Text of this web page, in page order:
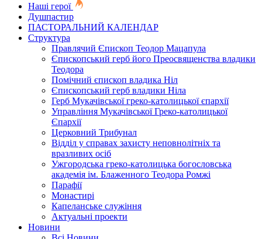
Наші герої
Душпастир
ПАСТОРАЛЬНИЙ КАЛЕНДАР
Структура
Правлячий Єпископ Теодор Мацапула
Єпископський герб його Преосвященства владики
Теодора
Помічний єпископ владика Ніл
Єпископський герб владики Ніла
Герб Мукачівської греко-католицької єпархії
Управління Мукачівської Греко-католицької
Єпархії
Церковний Трибунал
Відділ у справах захисту неповнолітніх та
вразливих осіб
Ужгородська греко-католицька богословська
академія ім. Блаженного Теодора Ромжі
Парафії
Монастирі
Капеланське служіння
Актуальні проекти
Новини